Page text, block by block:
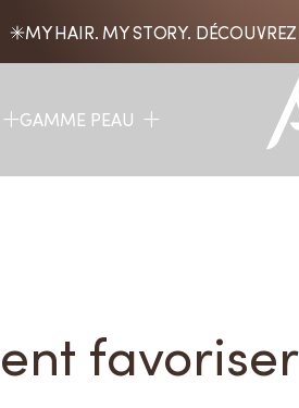
MY HAIR. MY STORY.
GAMME PEAU